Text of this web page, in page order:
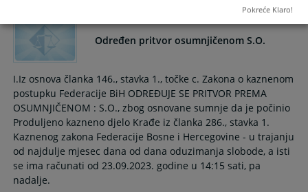
Određen pritvor osumnjičenom S.O.
I.Iz osnova članka 146., stavka 1., točke c. Zakona o kaznenom
postupku Federacije BiH ODREĐUJE SE PRITVOR PREMA
OSUMNJIČENOM : S.O., zbog osnovane sumnje da je počinio
Produljeno kazneno djelo Krađe iz članka 286., stavka 1.
Kaznenog zakona Federacije Bosne i Hercegovine - u trajanju
od najdulje mjesec dana od dana oduzimanja slobode, a isti
se ima računati od 23.09.2023. godine u 14:15 sati, pa
nadalje.
Pokreće Klaro!